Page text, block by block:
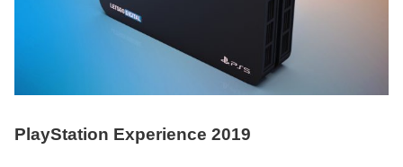
PlayStation Experience 2019